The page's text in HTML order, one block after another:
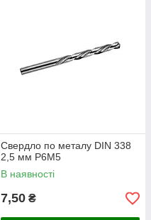
Свердло по металу DIN 338
2,5 мм P6M5
В наявності
7,50 ₴